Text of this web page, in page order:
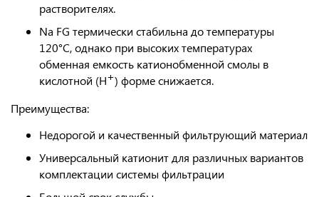
растворителях.
Na FG термически стабильна до температуры
120°C, однако при высоких температурах
обменная емкость катионобменной смолы в
кислотной (H+) форме снижается.
Преимущества:
Недорогой и качественный фильтрующий материал
Универсальный катионит для различных вариантов
комплектации системы фильтрации